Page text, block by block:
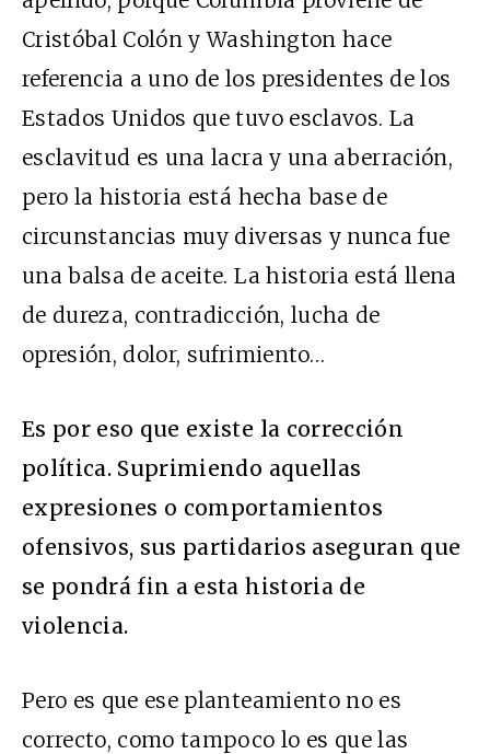
Cristóbal Colón y Washington hace
referencia a uno de los presidentes de los
Estados Unidos que tuvo esclavos. La
esclavitud es una lacra y una aberración,
pero la historia está hecha base de
circunstancias muy diversas y nunca fue
una balsa de aceite. La historia está llena
de dureza, contradicción, lucha de
opresión, dolor, sufrimiento…
Es por eso que existe la corrección
política. Suprimiendo aquellas
expresiones o comportamientos
ofensivos, sus partidarios aseguran que
se pondrá fin a esta historia de
violencia.
Pero es que ese planteamiento no es
correcto, como tampoco lo es que las